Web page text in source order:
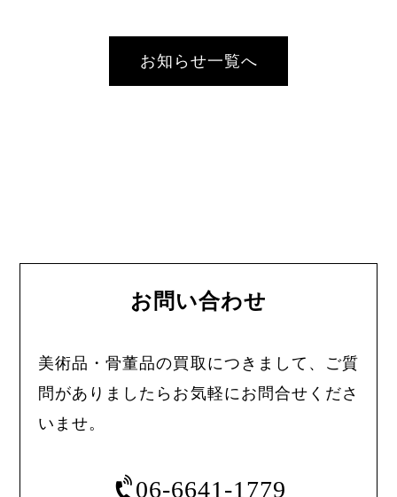
お知らせ一覧へ
お問い合わせ
美術品・骨董品の買取につきまして、ご質
問がありましたらお気軽にお問合せくださ
いませ。
06-6641-1779